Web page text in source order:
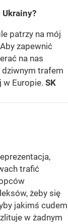
patrzy na mój
zapewnić
na nas
dziwnym trafem
w Europie. SK
trafić
żeby się
jakimś cudem
w żadnym